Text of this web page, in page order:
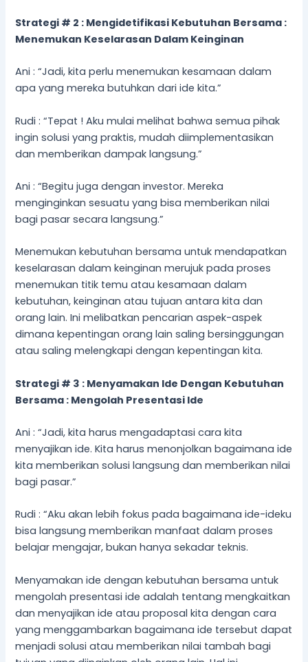
Strategi # 2 : Mengidetifikasi Kebutuhan Bersama :
Menemukan Keselarasan Dalam Keinginan
Ani : “Jadi, kita perlu menemukan kesamaan dalam
apa yang mereka butuhkan dari ide kita.”
Rudi : “Tepat ! Aku mulai melihat bahwa semua pihak
ingin solusi yang praktis, mudah diimplementasikan
dan memberikan dampak langsung.”
Ani : “Begitu juga dengan investor. Mereka
menginginkan sesuatu yang bisa memberikan nilai
bagi pasar secara langsung.”
Menemukan kebutuhan bersama untuk mendapatkan
keselarasan dalam keinginan merujuk pada proses
menemukan titik temu atau kesamaan dalam
kebutuhan, keinginan atau tujuan antara kita dan
orang lain. Ini melibatkan pencarian aspek-aspek
dimana kepentingan orang lain saling bersinggungan
atau saling melengkapi dengan kepentingan kita.
Strategi # 3 : Menyamakan Ide Dengan Kebutuhan
Bersama : Mengolah Presentasi Ide
Ani : “Jadi, kita harus mengadaptasi cara kita
menyajikan ide. Kita harus menonjolkan bagaimana ide
kita memberikan solusi langsung dan memberikan nilai
bagi pasar.”
Rudi : “Aku akan lebih fokus pada bagaimana ide-ideku
bisa langsung memberikan manfaat dalam proses
belajar mengajar, bukan hanya sekadar teknis.
Menyamakan ide dengan kebutuhan bersama untuk
mengolah presentasi ide adalah tentang mengkaitkan
dan menyajikan ide atau proposal kita dengan cara
yang menggambarkan bagaimana ide tersebut dapat
menjadi solusi atau memberikan nilai tambah bagi